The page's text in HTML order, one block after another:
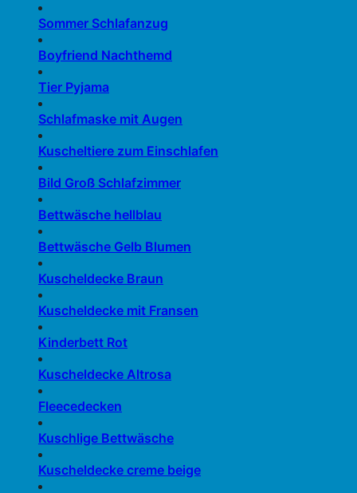
Sommer Schlafanzug
Boyfriend Nachthemd
Tier Pyjama
Schlafmaske mit Augen
Kuscheltiere zum Einschlafen
Bild Groß Schlafzimmer
Bettwäsche hellblau
Bettwäsche Gelb Blumen
Kuscheldecke Braun
Kuscheldecke mit Fransen
Kinderbett Rot
Kuscheldecke Altrosa
Fleecedecken
Kuschlige Bettwäsche
Kuscheldecke creme beige